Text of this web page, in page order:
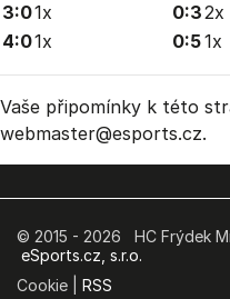
3:01x
4:01x
0:32x
0:51x
Vaše připomínky k této
webmaster@esports.cz.
© 2015 - 2026 HC Frýdek
eSports.cz, s.r.o.
Cookie | RSS